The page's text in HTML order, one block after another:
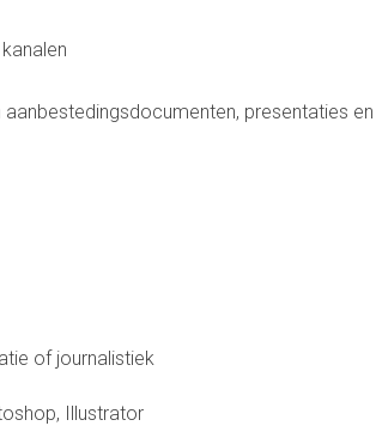
presentaties en
of journalistiek
Illustrator